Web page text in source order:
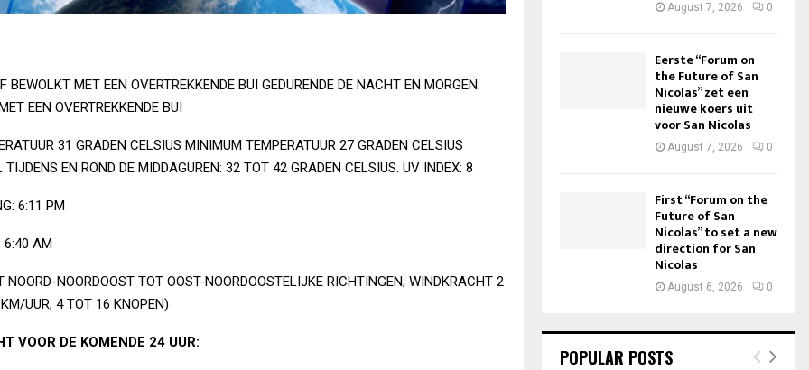
BEWOLKT MET EEN OVERTREKKENDE BUI GEDURENDE DE NACHT EN MORGEN:
EEN OVERTREKKENDE BUI
31 GRADEN CELSIUS MINIMUM TEMPERATUUR 27 GRADEN CELSIUS
TIJDENS EN ROND DE MIDDAGUREN: 32 TOT 42 GRADEN CELSIUS. UV INDEX: 8
6:11 PM
AM
NOORD-NOORDOOST TOT OOST-NOORDOOSTELIJKE RICHTINGEN; WINDKRACHT 2
UUR, 4 TOT 16 KNOPEN)
VOOR DE KOMENDE 24 UUR:
August 7, 2026 0
Eerste “Forum on
the Future of San
Nicolas” zet een
nieuwe koers uit
voor San Nicolas
August 7, 2026 0
First “Forum on the
Future of San
Nicolas” to set a new
direction for San
Nicolas
August 6, 2026 0
POPULAR POSTS